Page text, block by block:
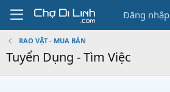
Đăng nhập
RAO VẶT - MUA BÁN
Tuyển Dụng - Tìm Việc